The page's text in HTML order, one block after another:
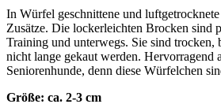
In Würfel geschnittene und
Zusätze. Die lockerleichten Brocken sind
Training und unterwegs. Sie sind trocken,
nicht lange gekaut werden. Hervorragend
Seniorenhunde, denn diese Würfelchen
Größe: ca. 2-3 cm